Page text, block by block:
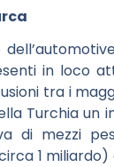
in loco
tra i
Turchia
di mezzi
1